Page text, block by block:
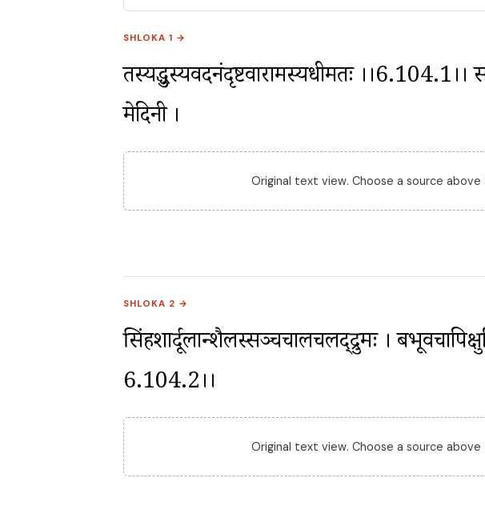
SHLOKA 1 →
तस्यक्रुद्धस्यवदनंदृष्टवारामस्यधीमतः ।।6.104.1।।
मेदिनी ।
Original text view. Choose a source
SHLOKA 2 →
सिंहशार्दूलान्शैलस्सञ्चचालचलद्द्रुमः ।
6.104.2।।
Original text view. Choose a source